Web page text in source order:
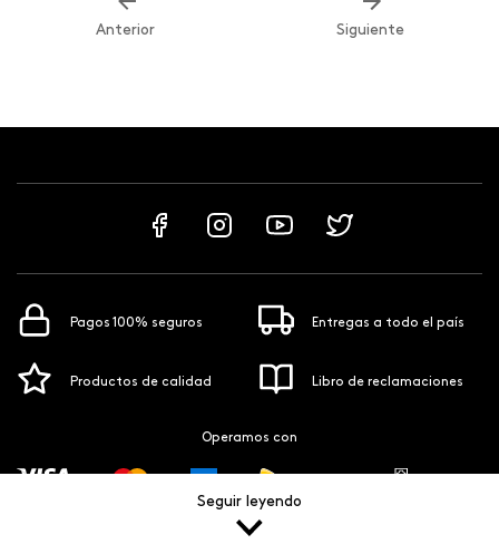
Seguir leyendo
Anterior Siguiente
Pagos 100% seguros Entregas a todo el país
Productos de calidad Libro de reclamaciones
Operamos con